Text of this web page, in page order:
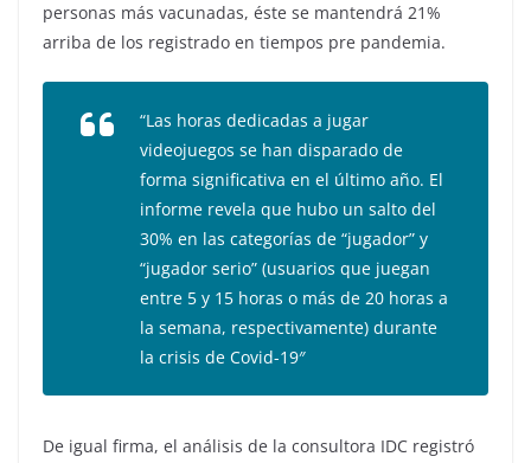
personas más vacunadas, éste se mantendrá 21%
arriba de los registrado en tiempos pre pandemia.
“Las horas dedicadas a jugar
videojuegos se han disparado de
forma significativa en el último año. El
informe revela que hubo un salto del
30% en las categorías de “jugador” y
“jugador serio” (usuarios que juegan
entre 5 y 15 horas o más de 20 horas a
la semana, respectivamente) durante
la crisis de Covid-19″
De igual firma, el análisis de la consultora IDC registró